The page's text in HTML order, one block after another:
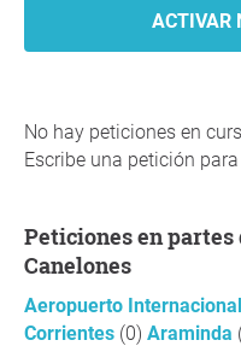
No hay peticiones en
Escribe una petición para
Peticiones en partes de Departamento de
Canelones
Aeropuerto
Corrientes (0) Araminda